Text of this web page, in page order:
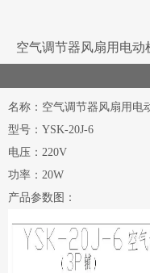
空气调节器风扇用电动
名称：空气调节器风扇用电
型号：YSK-20J-6
电压：220V
功率：20W
产品参数图：